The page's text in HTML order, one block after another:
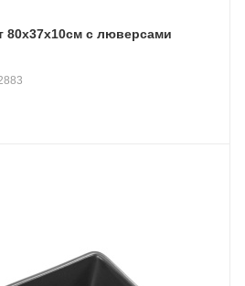
80х37х10см с люверсами